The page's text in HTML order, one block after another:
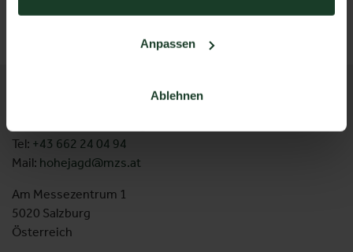
Anpassen
Ablehnen
Tel: +43 662 24 04 94
Mail: hohejagd@mzs.at
Am Messezentrum 1
5020 Salzburg
Österreich